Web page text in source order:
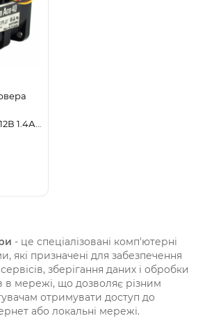
1.4А,
- це спеціалізовані комп'ютерні
які призначені для забезпечення
зберігання даних і обробки
в мережі, що дозволяє різним
отримувати доступ до
або локальні мережі.